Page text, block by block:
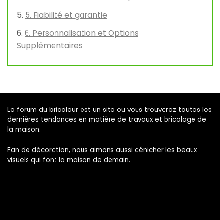
5. Fiabilité et garantie
6. Personnalisation et Options
Supplémentaires
Le forum du bricoleur est un site ou vous trouverez toutes les
dernières tendances en matière de travaux et bricolage de
la maison.
Fan de décoration, nous aimons aussi dénicher les beaux
visuels qui font la maison de demain.